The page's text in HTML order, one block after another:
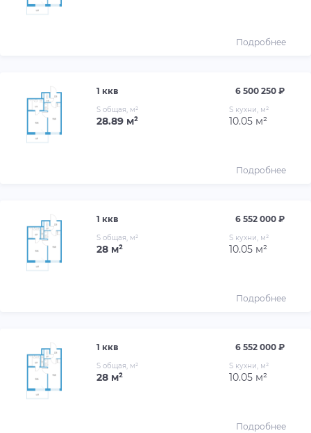
Подробнее
1 ккв 6 500 250 ₽
S общая, м²
28.89 м²
S кухни, м²
10.05 м²
Подробнее
1 ккв 6 552 000 ₽
S общая, м²
28 м²
S кухни, м²
10.05 м²
Подробнее
1 ккв 6 552 000 ₽
S общая, м²
28 м²
S кухни, м²
10.05 м²
Подробнее